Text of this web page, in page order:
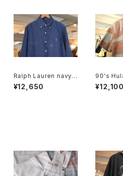
Ralph Lauren navy li
nen B.D. Shirt
¥12,650
90's
ometric
n Shirt
¥12,100